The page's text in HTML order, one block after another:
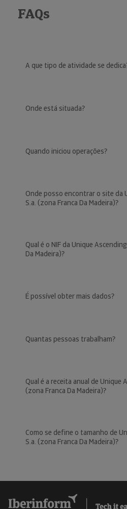
FAQs
A que tipo de atividade se
Onde está situada?
Quando iniciou operações?
Onde posso encontrar o site da
S.a. (zona Franca Da Madeira)?
Qual é o NIF da Unique
Da Madeira)?
É possível obter mais dados?
Quantas pessoas trabalham?
Qual é a receita anual de Unique
(zona Franca Da Madeira)?
Como se define o tamanho de
S.a. (zona Franca Da Madeira)?